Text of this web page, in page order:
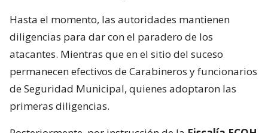
Hasta el momento, las autoridades mantienen
diligencias para dar con el paradero de los
atacantes. Mientras que en el sitio del suceso
permanecen efectivos de Carabineros y funcionarios
de Seguridad Municipal, quienes adoptaron las
primeras diligencias.